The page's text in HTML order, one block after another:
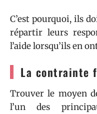
C’est pourquoi, ils
répartir leurs
l’aide lorsqu’ils en
La contrainte
Trouver le moyen
l’un des